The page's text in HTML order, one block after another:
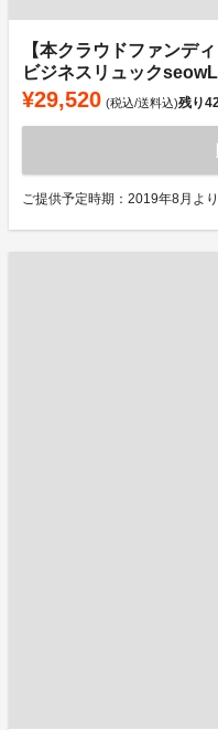
【本クラウドファンデ
ビジネスリュック
¥29,520 (税込/送料込)残り
ご提供予定時期：2019年8月よ